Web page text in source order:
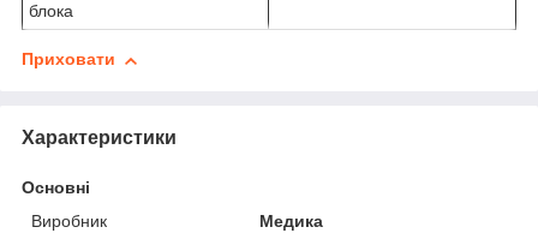
блока
Приховати
Характеристики
Основні
Виробник
Медика